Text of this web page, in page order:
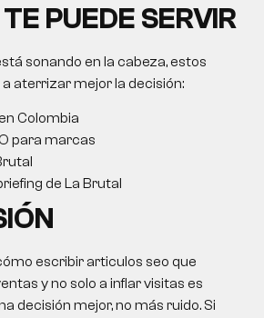
PUEDE SERVIR
sonando en la cabeza, estos
aterrizar mejor la decisión:
Colombia
para marcas
de La Brutal
escribir articulos seo que
y no solo a inflar visitas es
decisión mejor, no más ruido. Si